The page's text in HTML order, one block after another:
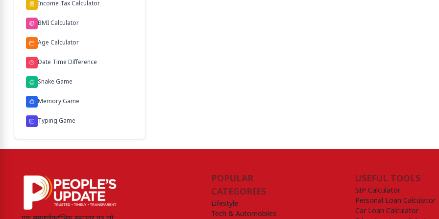
Income Tax Calculator
BMI Calculator
Age Calculator
Date Time Difference
Snake Game
Memory Game
Typing Game
POPULAR
CATEGORIES
Lifestyle
Tech & Automobiles
USEFUL TOOLS
SIP Calculator
Personal Loan Calculator
Car Loan Calculator